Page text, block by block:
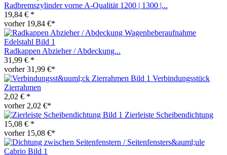
Radbremszylinder vorne A-Qualität 1200 | 1300 |...
19,84 € *
vorher 19,84 €*
Radkappen Abzieher / Abdeckung...
31,99 € *
vorher 31,99 €*
Verbindungsstück
Zierrahmen
2,02 € *
vorher 2,02 €*
Zierleiste Scheibendichtung
15,08 € *
vorher 15,08 €*